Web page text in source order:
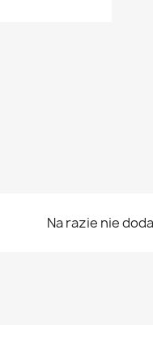
Na razie nie